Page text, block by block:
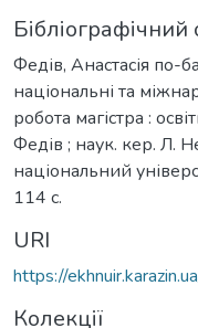
Бібліографічний
Федів, Анастасія по-
національні та
робота магістра :
Федів ; наук. кер. Л.
національний
114 с.
URI
https://
Колекції